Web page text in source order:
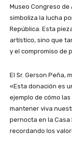
Museo Congreso
simboliza la lucha
República. Esta
artístico, sino que
y el compromiso de
El Sr. Gerson Peña,
«Esta donación es
ejemplo de cómo
mantener viva
pernocta en la
recordando los